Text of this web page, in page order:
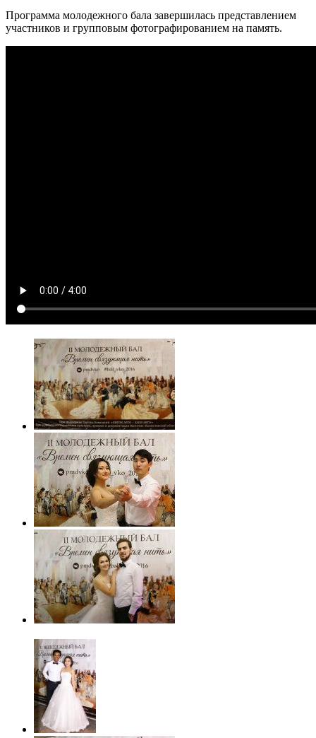
Программа молодежного бала завершилась представлением
участников и групповым фотографированием на память.